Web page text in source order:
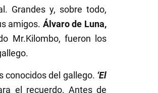
Grandes y, sobre todo,
amigos. Álvaro de Luna,
Mr.Kilombo, fueron los
conocidos del gallego. ‘El
el recuerdo. Antes de